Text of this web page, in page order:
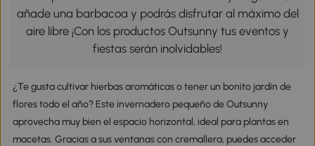
añade una barbacoa y podrás disfrutar al máximo del
aire libre ¡Con los productos Outsunny tus eventos y
fiestas serán inolvidables!
¿Te gusta cultivar hierbas aromáticas o tener un bonito jardín de
flores todo el año? Este invernadero pequeño de Outsunny
aprovecha muy bien el espacio horizontal, ideal para plantas en
macetas. Gracias a sus ventanas con cremallera, puedes acceder